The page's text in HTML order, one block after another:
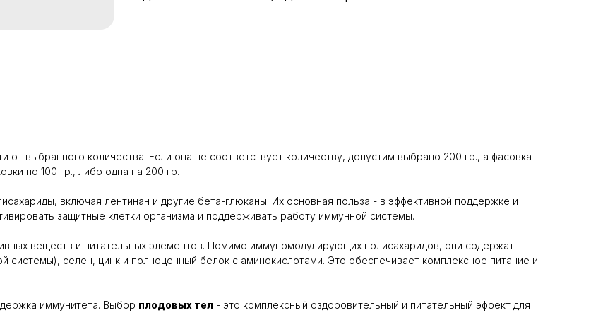
от выбранного количества. Если она не соответствует количеству, допустим выбрано 200 гр., а фасовка
по 100 гр., либо одна на 200 гр.
включая лентинан и другие бета-глюканы. Их основная польза - в эффективной поддержке и
защитные клетки организма и поддерживать работу иммунной системы.
веществ и питательных элементов. Помимо иммуномодулирующих полисахаридов, они содержат
системы), селен, цинк и полноценный белок с аминокислотами. Это обеспечивает комплексное питание и
иммунитета. Выбор плодовых тел - это комплексный оздоровительный и питательный эффект для